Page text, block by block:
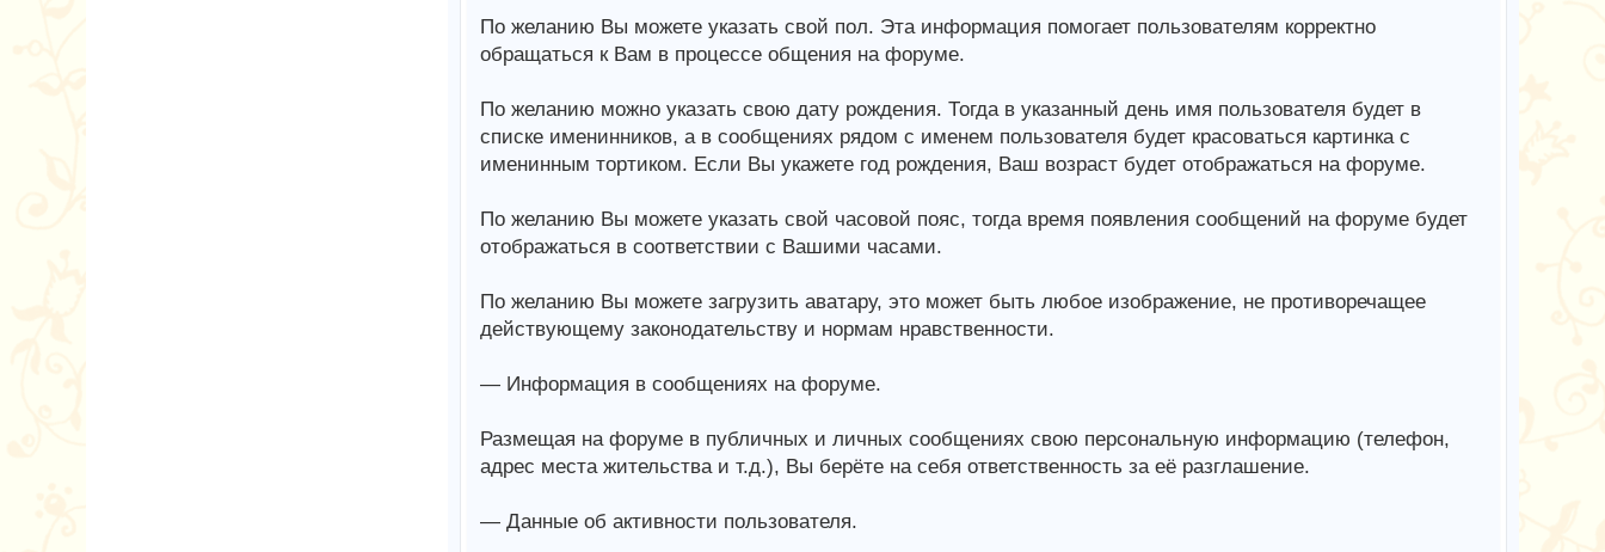
По желанию Вы можете указать свой пол. Эта информация помогает пользователям корректно
обращаться к Вам в процессе общения на форуме.
По желанию можно указать свою дату рождения. Тогда в указанный день имя пользователя будет в
списке именинников, а в сообщениях рядом с именем пользователя будет красоваться картинка с
именинным тортиком. Если Вы укажете год рождения, Ваш возраст будет отображаться на форуме.
По желанию Вы можете указать свой часовой пояс, тогда время появления сообщений на форуме будет
отображаться в соответствии с Вашими часами.
По желанию Вы можете загрузить аватару, это может быть любое изображение, не противоречащее
действующему законодательству и нормам нравственности.
— Информация в сообщениях на форуме.
Размещая на форуме в публичных и личных сообщениях свою персональную информацию (телефон,
адрес места жительства и т.д.), Вы берёте на себя ответственность за её разглашение.
— Данные об активности пользователя.